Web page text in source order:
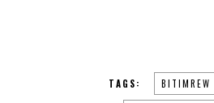
TAGS: BITIMREW